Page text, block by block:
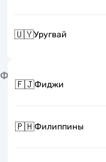
🇺🇾Уругвай
Ф
🇫🇯Фиджи
🇵🇭Филиппины